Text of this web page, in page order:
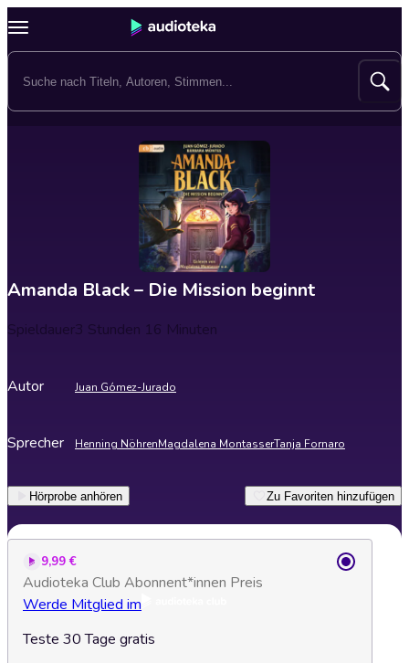
Amanda Black – Die Mission beginnt
Spieldauer3 Stunden 16 Minuten
Autor Juan Gómez-Jurado
Sprecher Henning NöhrenMagdalena MontasserTanja Fornaro
Hörprobe anhören Zu Favoriten hinzufügen
9,99 €
Audioteka Club Abonnent*innen Preis
Werde Mitglied im
Teste 30 Tage gratis